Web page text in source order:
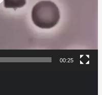
00:25